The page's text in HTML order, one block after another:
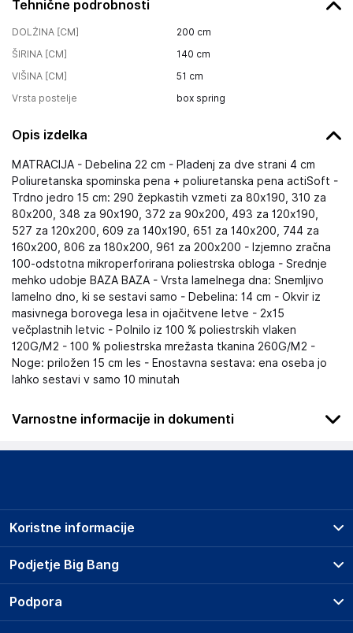
Tehnične podrobnosti
DOLŽINA [CM] 200 cm
ŠIRINA [CM]
140 cm
VIŠINA [CM]
51 cm
Vrsta postelje
box spring
Opis izdelka
MATRACIJA - Debelina 22 cm - Pladenj za dve strani 4 cm
Poliuretanska spominska pena + poliuretanska pena actiSoft -
Trdno jedro 15 cm: 290 žepkastih vzmeti za 80x190, 310 za
80x200, 348 za 90x190, 372 za 90x200, 493 za 120x190,
527 za 120x200, 609 za 140x190, 651 za 140x200, 744 za
160x200, 806 za 180x200, 961 za 200x200 - Izjemno zračna
100-odstotna mikroperforirana poliestrska obloga - Srednje
mehko udobje BAZA BAZA - Vrsta lamelnega dna: Snemljivo
lamelno dno, ki se sestavi samo - Debelina: 14 cm - Okvir iz
masivnega borovega lesa in ojačitvene letve - 2x15
večplastnih letvic - Polnilo iz 100 % poliestrskih vlaken
120G/M2 - 100 % poliestrska mrežasta tkanina 260G/M2 -
Noge: priložen 15 cm les - Enostavna sestava: ena oseba jo
lahko sestavi v samo 10 minutah
Varnostne informacije in dokumenti
Podatki o proizvajalcu
Lovemynight
France
Podjetje Big Bang
O podjetju
Koristne informacije
Prodajna mesta
Storitve
Dostava, vnos in odvoz
Podpora